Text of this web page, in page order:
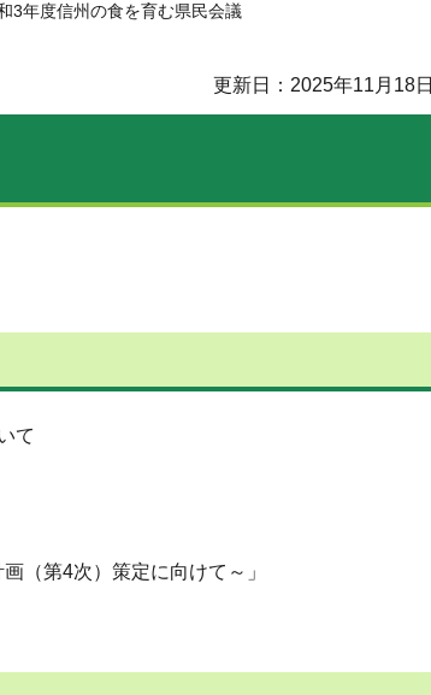
3年度信州の食を育む県民会議
更新日：2025年11月18日
て
（第4次）策定に向けて～」